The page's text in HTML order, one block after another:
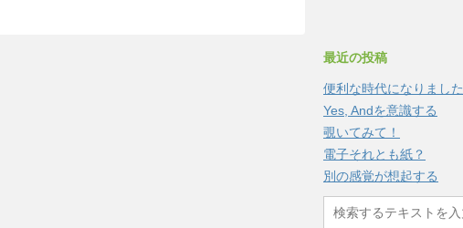
最近の投稿
便利な時代になりました
Yes, Andを意識する
覗いてみて！
電子それとも紙？
別の感覚が想起する